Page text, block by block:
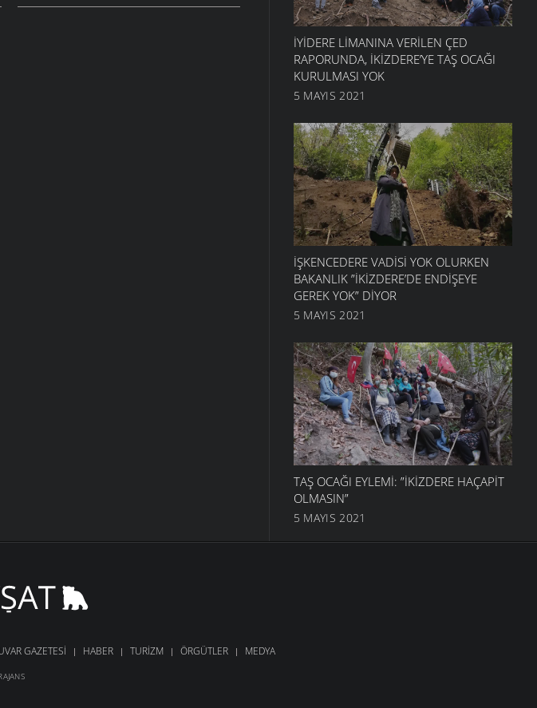
İYIDERE LIMANINA VERILEN ÇED
RAPORUNDA, İKIZDERE’YE TAŞ OCAĞI
KURULMASI YOK
5 MAYIS 2021
İŞKENCEDERE VADISI YOK OLURKEN
BAKANLIK ”İKIZDERE’DE ENDIŞEYE
GEREK YOK” DIYOR
5 MAYIS 2021
TAŞ OCAĞI EYLEMI: ”İKIZDERE HAÇAPIT
OLMASIN”
5 MAYIS 2021
GAZETESI HABER TURIZM ÖRGÜTLER MEDYA